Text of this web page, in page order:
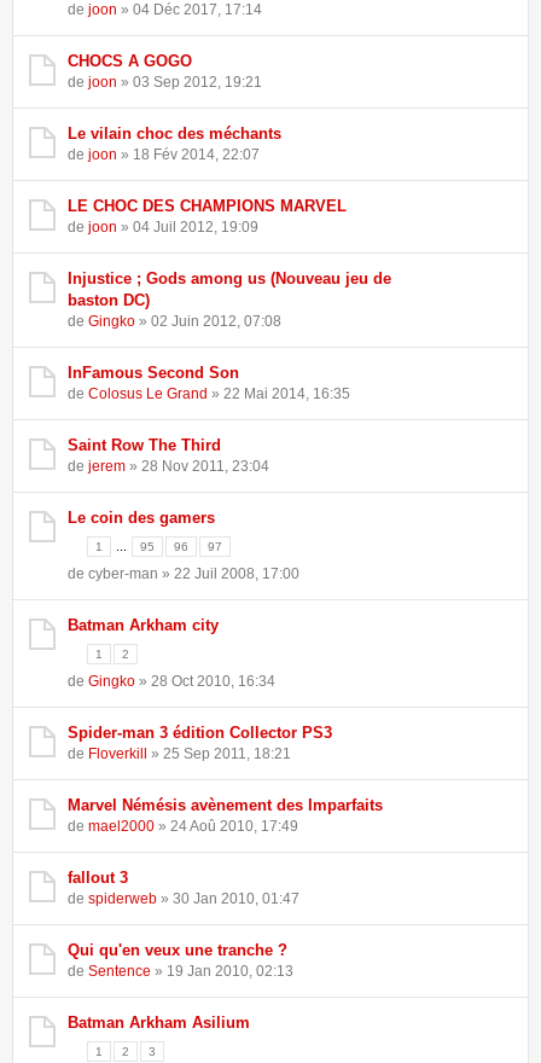
de joon » 04 Déc 2017, 17:14
CHOCS A GOGO
de joon » 03 Sep 2012, 19:21
Le vilain choc des méchants
de joon » 18 Fév 2014, 22:07
LE CHOC DES CHAMPIONS MARVEL
de joon » 04 Juil 2012, 19:09
Injustice ; Gods among us (Nouveau jeu de
baston DC)
de Gingko » 02 Juin 2012, 07:08
InFamous Second Son
de Colosus Le Grand » 22 Mai 2014, 16:35
Saint Row The Third
de jerem » 28 Nov 2011, 23:04
Le coin des gamers
1 ... 95 96 97
de cyber-man » 22 Juil 2008, 17:00
Batman Arkham city
1 2
de Gingko » 28 Oct 2010, 16:34
Spider-man 3 édition Collector PS3
de Floverkill » 25 Sep 2011, 18:21
Marvel Némésis avènement des Imparfaits
de mael2000 » 24 Aoû 2010, 17:49
fallout 3
de spiderweb » 30 Jan 2010, 01:47
Qui qu'en veux une tranche ?
de Sentence » 19 Jan 2010, 02:13
Batman Arkham Asilium
1 2 3